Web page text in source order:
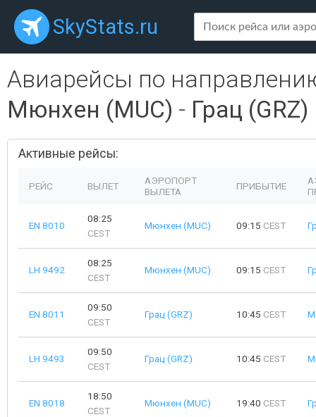
SkyStats.ru
Авиарейсы по
Мюнхен (MUC) - Грац (GRZ)
Активные рейсы:
РЕЙС ВЫЛЕТ
АЭРОПОРТ
ВЫЛЕТА
ПРИБЫТИЕ
EN 8010
08:25
CEST
Мюнхен (MUC) 09:15 CEST
LH 9492
08:25
CEST
Мюнхен (MUC) 09:15 CEST
EN 8011
09:50
CEST
Грац (GRZ) 10:45 CEST
LH 9493
09:50
CEST
Грац (GRZ) 10:45 CEST
EN 8018
18:50
CEST
Мюнхен (MUC) 19:40 CEST